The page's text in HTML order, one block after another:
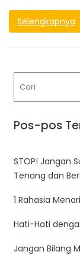
Selengkapnya
Pos-pos
STOP! Jangan
Tenang dan
1 Rahasia
Hati-Hati
Jangan Bilang